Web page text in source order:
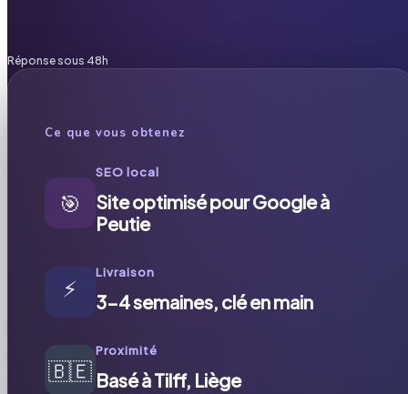
Réponse sous 48h
Ce que vous obtenez
🎯
SEO local
Site optimisé pour Google à
Peutie
⚡
Livraison
3-4 semaines, clé en main
🇧🇪
Proximité
Basé à Tilff, Liège